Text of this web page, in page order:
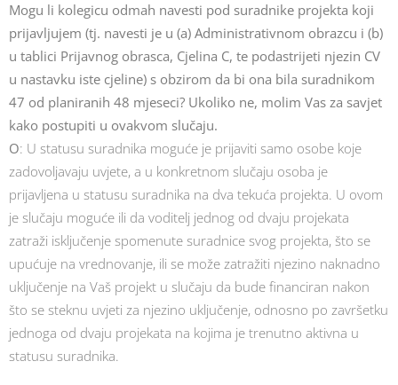
Mogu li kolegicu odmah navesti pod suradnike projekta koji
prijavljujem (tj. navesti je u (a) Administrativnom obrazcu i (b)
u tablici Prijavnog obrasca, Cjelina C, te podastrijeti njezin CV
u nastavku iste cjeline) s obzirom da bi ona bila suradnikom
47 od planiranih 48 mjeseci? Ukoliko ne, molim Vas za savjet
kako postupiti u ovakvom slučaju.
O: U statusu suradnika moguće je prijaviti samo osobe koje
zadovoljavaju uvjete, a u konkretnom slučaju osoba je
prijavljena u statusu suradnika na dva tekuća projekta. U ovom
je slučaju moguće ili da voditelj jednog od dvaju projekata
zatraži isključenje spomenute suradnice svog projekta, što se
upućuje na vrednovanje, ili se može zatražiti njezino naknadno
uključenje na Vaš projekt u slučaju da bude financiran nakon
što se steknu uvjeti za njezino uključenje, odnosno po završetku
jednoga od dvaju projekata na kojima je trenutno aktivna u
statusu suradnika.